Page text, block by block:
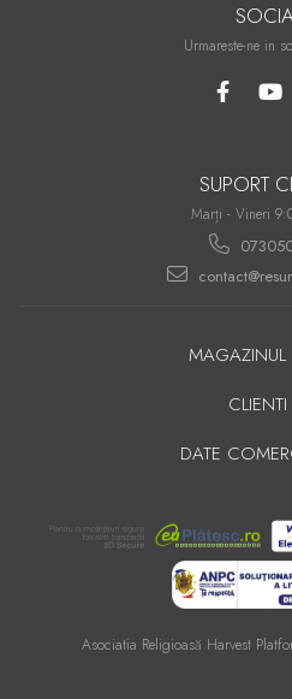
Urmareste-ne in
SUPORT
Marți - Vineri
MAGAZINUL
CLIENTI
DATE
Asociatia Religioasă Harvest